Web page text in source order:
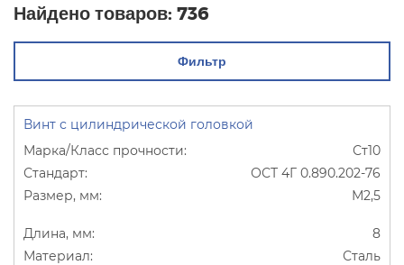
Найдено товаров: 736
Фильтр
Винт с цилиндрической головкой
Ст10
ОСТ 4Г 0.890.202-76
М2,5
8
Сталь